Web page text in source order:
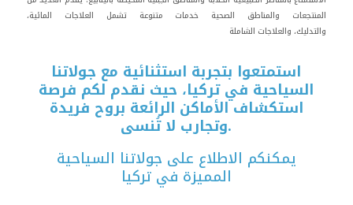
المنتجعات والمناطق الصحية خدمات متنوعة تشمل العلاجات المائية،
والتدليك، والعلاجات الشاملة
استمتعوا بتجربة استثنائية مع جولاتنا
السياحية في تركيا، حيث نقدم لكم فرصة
استكشاف الأماكن الرائعة بروح فريدة
وتجارب لا تُنسى.
يمكنكم الاطلاع على جولاتنا السياحية
المميزة في تركيا